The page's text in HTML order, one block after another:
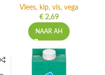
Vlees, kip, vis, vega
€2,69
NAAR AH